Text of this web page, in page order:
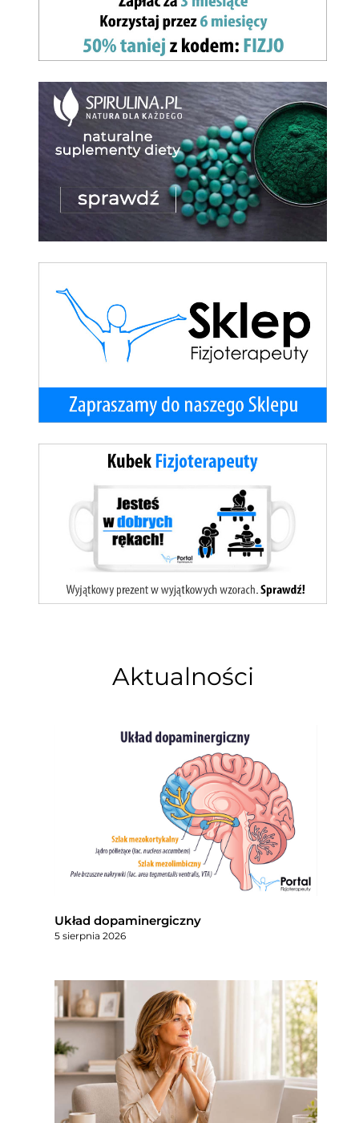
Aktualności
Układ dopaminergiczny
5 sierpnia 2026